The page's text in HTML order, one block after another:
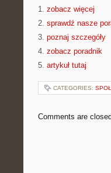
1. zobacz więcej
2. sprawdź nasze
3. poznaj szczegóły
4. zobacz poradnik
5. artykuł tutaj
CATEGORIES:
Comments are